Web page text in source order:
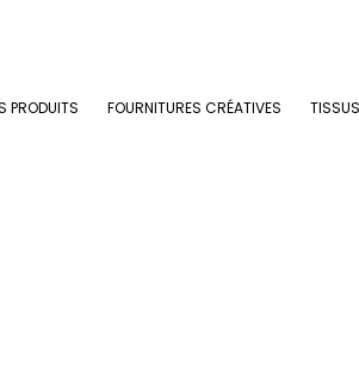
PRODUITS FOURNITURES CRÉATIVES